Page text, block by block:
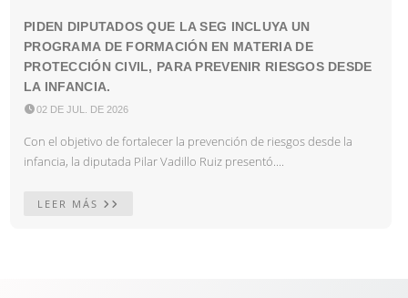
PIDEN DIPUTADOS QUE LA SEG INCLUYA UN
PROGRAMA DE FORMACIÓN EN MATERIA DE
PROTECCIÓN CIVIL, PARA PREVENIR RIESGOS DESDE
LA INFANCIA.
02 DE JUL. DE 2026
Con el objetivo de fortalecer la prevención de riesgos desde la
infancia, la diputada Pilar Vadillo Ruiz presentó....
LEER MÁS